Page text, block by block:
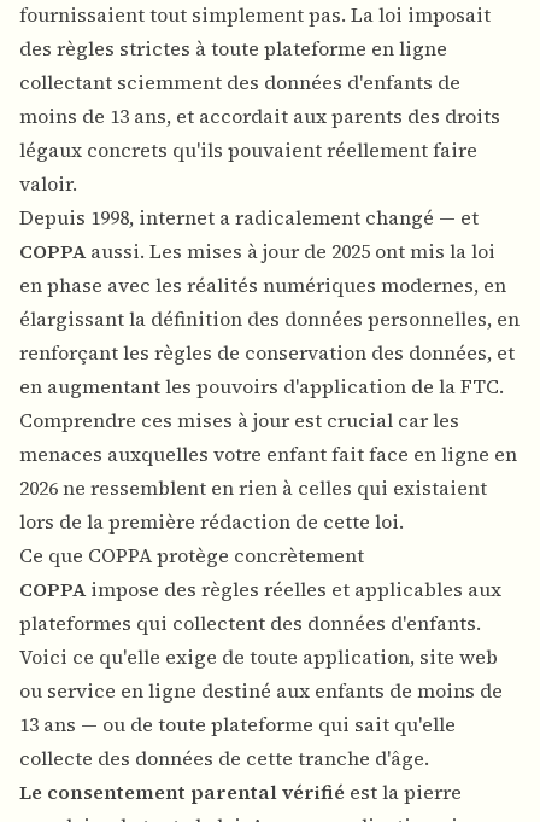
fournissaient tout simplement pas. La loi imposait
des règles strictes à toute plateforme en ligne
collectant sciemment des données d'enfants de
moins de 13 ans, et accordait aux parents des droits
légaux concrets qu'ils pouvaient réellement faire
valoir.
Depuis 1998, internet a radicalement changé — et
COPPAaussi. Les mises à jour de 2025 ont mis la loi
en phase avec les réalités numériques modernes, en
élargissant la définition des données personnelles, en
renforçant les règles de conservation des données, et
en augmentant les pouvoirs d'application de la FTC.
Comprendre ces mises à jour est crucial car les
menaces auxquelles votre enfant fait face en ligne en
2026 ne ressemblent en rien à celles qui existaient
lors de la première rédaction de cette loi.
Ce que COPPA protège concrètement
COPPAimpose des règles réelles et applicables aux
plateformes qui collectent des données d'enfants.
Voici ce qu'elle exige de toute application, site web
ou service en ligne destiné aux enfants de moins de
13 ans — ou de toute plateforme qui sait qu'elle
collecte des données de cette tranche d'âge.
Le consentement parental vérifié est la pierre